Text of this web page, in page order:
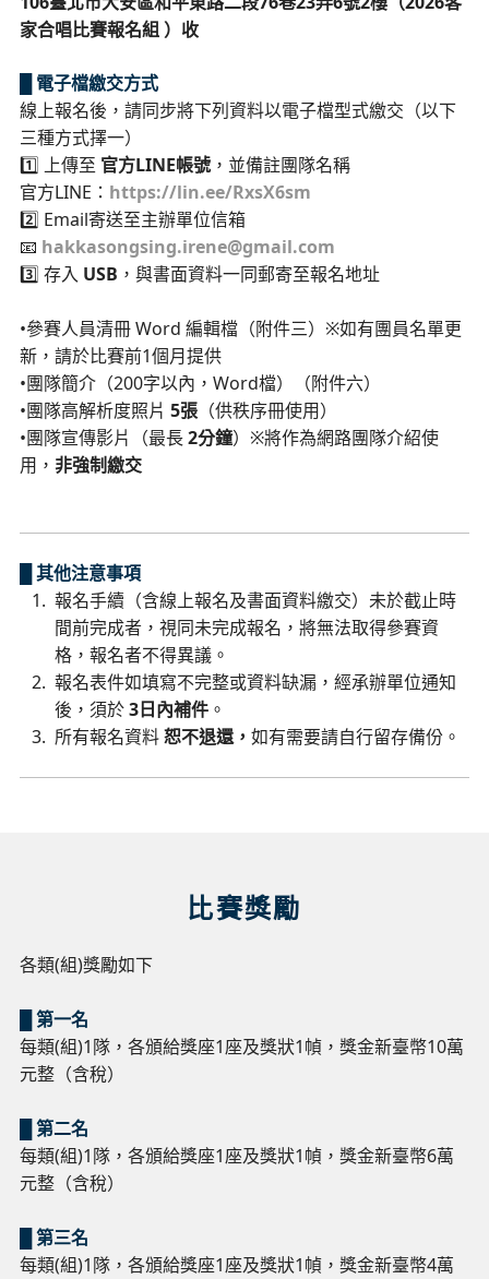
家合唱比賽報名組 ）收
█ 電子檔繳交方式
線上報名後，請同步將下列資料以電子檔型式繳交（以下
三種方式擇一）
1️⃣ 上傳至 官方LINE帳號，並備註團隊名稱
官方LINE： https://lin.ee/RxsX6sm
2️⃣ Email寄送至主辦單位信箱
📧 hakkasongsing.irene@gmail.com
3️⃣ 存入 USB ，與書面資料一同郵寄至報名地址
•參賽人員清冊 Word 編輯檔（附件三）※如有團員名單更
新，請於比賽前1個月提供
•團隊簡介（200字以內，Word檔）（附件六）
•團隊高解析度照片 5張（供秩序冊使用）
•團隊宣傳影片（最長2分鐘）※將作為網路團隊介紹使
用， 非強制繳交
█ 其他注意事項
報名手續（含線上報名及書面資料繳交）未於截止時
間前完成者，視同未完成報名，將無法取得參賽資
格，報名者不得異議。
報名表件如填寫不完整或資料缺漏，經承辦單位通知
後，須於3日內補件。
所有報名資料恕不退還， 如有需要請自行留存備份。
比賽獎勵
各類(組)獎勵如下
█ 第一名
每類(組)1隊，各頒給獎座1座及獎狀1幀，獎金新臺幣10萬
元整（含稅）
█ 第二名
每類(組)1隊，各頒給獎座1座及獎狀1幀，獎金新臺幣6萬
元整（含稅）
█ 第三名
每類(組)1隊，各頒給獎座1座及獎狀1幀，獎金新臺幣4萬